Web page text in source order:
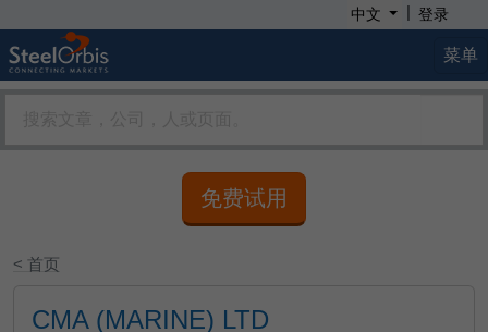
中文 | 登录
菜单
免费试用
< 首页
CMA (MARINE) LTD